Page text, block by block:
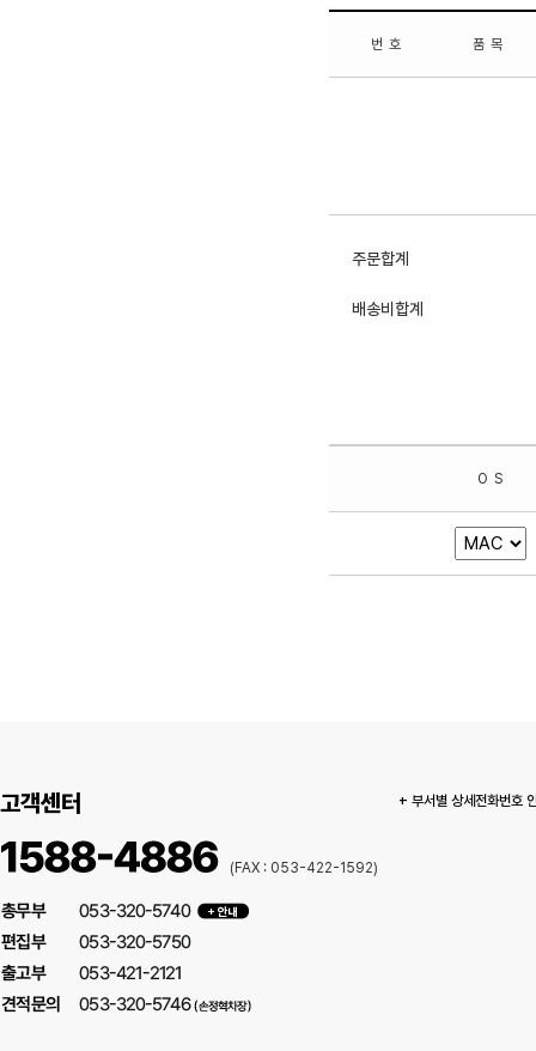
고객센터 + 부서별 상세전화번호
(FAX : 053-422-1592)